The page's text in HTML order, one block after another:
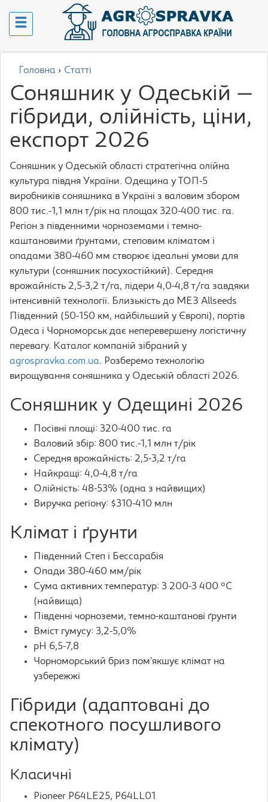
Головна › Статті
Соняшник у Одеській —
гібриди, олійність, ціни,
експорт 2026
Соняшник у Одеській області стратегічна олійна
культура півдня України. Одещина у ТОП-5
виробників соняшника в Україні з валовим збором
800 тис.-1,1 млн т/рік на площах 320-400 тис. га.
Регіон з південними чорноземами і темно-
каштановими ґрунтами, степовим кліматом і
опадами 380-460 мм створює ідеальні умови для
культури (соняшник посухостійкий). Середня
врожайність 2,5-3,2 т/га, лідери 4,0-4,8 т/га завдяки
інтенсивній технології. Близькість до МЕЗ Allseeds
Південний (50-150 км, найбільший у Європі), портів
Одеса і Чорноморськ дає неперевершену логістичну
перевагу. Каталог компаній зібраний у
agrospravka.com.ua. Розберемо технологію
вирощування соняшника у Одеській області 2026.
Соняшник у Одещині 2026
Посівні площі: 320-400 тис. га
Валовий збір: 800 тис.-1,1 млн т/рік
Середня врожайність: 2,5-3,2 т/га
Найкращі: 4,0-4,8 т/га
Олійність: 48-53% (одна з найвищих)
Виручка регіону: $310-410 млн
Клімат і ґрунти
Південний Степ і Бессарабія
Опади 380-460 мм/рік
Сума активних температур: 3 200-3 400 °C
(найвища)
Південні чорноземи, темно-каштанові ґрунти
Вміст гумусу: 3,2-5,0%
pH 6,5-7,8
Чорноморський бриз пом’якшує клімат на
узбережжі
Гібриди (адаптовані до
спекотного посушливого
клімату)
Класичні
Pioneer P64LE25, P64LL01